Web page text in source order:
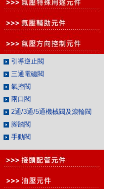
引導逆止閥
三通電磁閥
氣控閥
兩口閥
2通/3通/5通機械閥及滾輪閥
腳踏閥
手動閥